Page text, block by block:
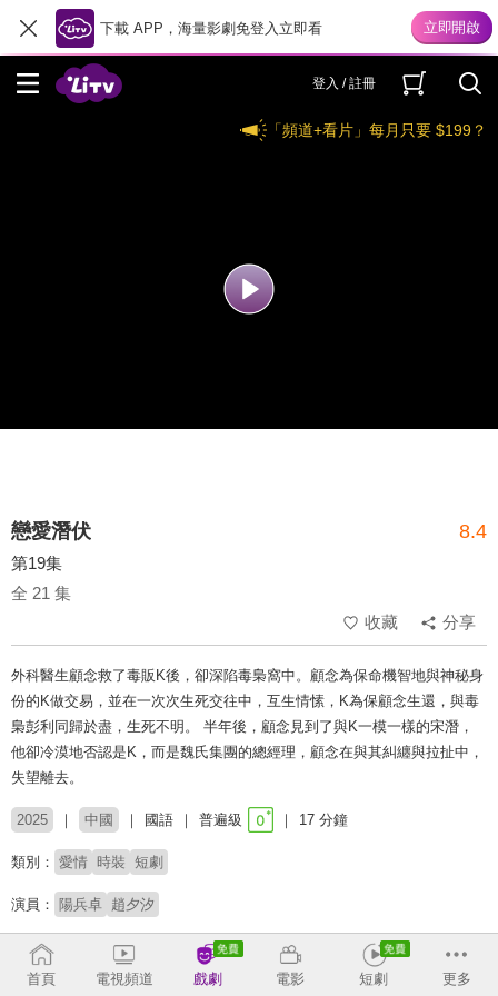
下載 APP，海量影劇免登入立即看
登入 / 註冊
「頻道+看片」每月只要 $199？
戀愛潛伏 8.4
第19集
全 21 集
收藏
分享
外科醫生顧念救了毒販K後，卻深陷毒梟窩中。顧念為保命機智地與神秘身
份的K做交易，並在一次次生死交往中，互生情愫，K為保顧念生還，與毒
梟彭利同歸於盡，生死不明。 半年後，顧念見到了與K一模一樣的宋潛，
他卻冷漠地否認是K，而是魏氏集團的總經理，顧念在與其糾纏與拉扯中，
失望離去。
2025 中國 國語 普遍級 17 分鐘
類別： 愛情 時裝 短劇
演員： 陽兵卓 趙夕汐
導演：
# 槍戰# 短劇推薦# 熱門短劇 # 免費短劇
首頁 電視頻道 戲劇 電影 短劇 更多